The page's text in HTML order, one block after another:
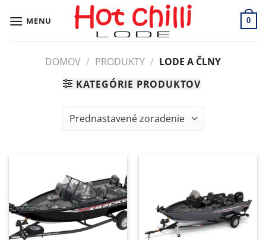
MENU 0
DOMOV / PRODUKTY / LODE A ČLNY
KATEGÓRIE PRODUKTOV